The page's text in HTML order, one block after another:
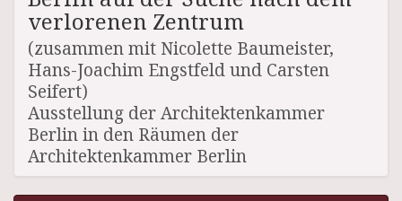
verlorenen Zentrum
(zusammen mit Nicolette Baumeister,
Hans-Joachim Engstfeld und Carsten
Seifert)
Ausstellung der Architektenkammer
Berlin in den Räumen der
Architektenkammer Berlin